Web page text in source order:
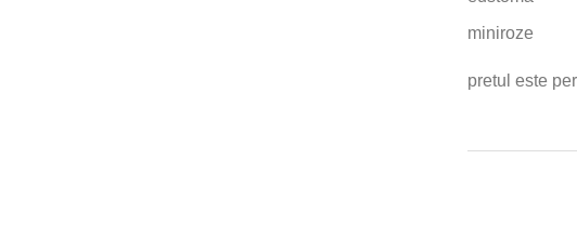
miniroze
pretul este